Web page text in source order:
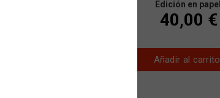
of the past edition
about the
Geographic, by
between the
by Jesús
in modern
and inventive series of
Edición en papel
40,00 €
Añadir al carrito